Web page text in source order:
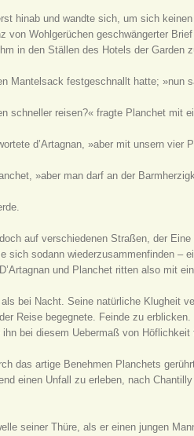
hinab und wandte sich, um sich
von Wohlgerüchen geschwängerter
in den Ställen des Hotels der
Mantelsack festgeschnallt hatte; »nun
schneller reisen?« fragte Planchet mit
d’Artagnan, »aber mit unsern
»aber man darf an der
auf verschiedenen Straßen, der
sich sodann wiederzusammenfinden
und Planchet ritten also mit
bei Nacht. Seine natürliche Klugheit
Reise begegnete. Feinde zu
bei diesem Uebermaß von
das artige Benehmen Planchets
einen Unfall zu erleben, nach
seiner Thüre, als er einen jungen